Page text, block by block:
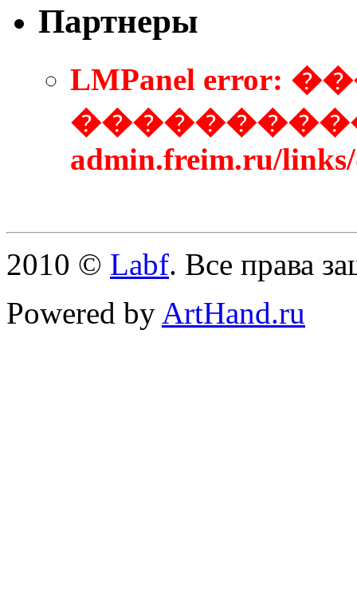
Партнеры
LMPanel
admin.freim.ru/
2010 © Labf. Все права
Powered by ArtHand.ru